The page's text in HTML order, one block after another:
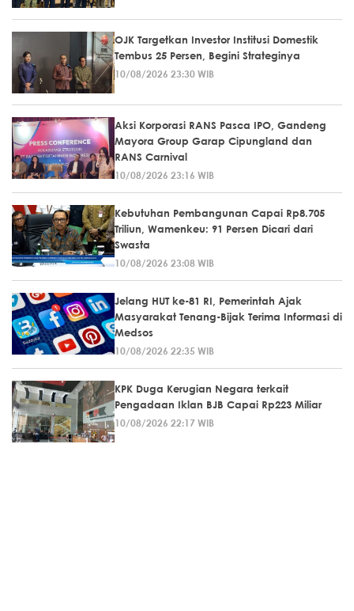
OJK Targetkan Investor Institusi Domestik
Tembus 25 Persen, Begini Strateginya
10/08/2026 23:30 WIB
Aksi Korporasi RANS Pasca IPO, Gandeng
Mayora Group Garap Cipungland dan
RANS Carnival
10/08/2026 23:16 WIB
Kebutuhan Pembangunan Capai Rp8.705
Triliun, Wamenkeu: 91 Persen Dicari dari
Swasta
10/08/2026 23:08 WIB
Jelang HUT ke-81 RI, Pemerintah Ajak
Masyarakat Tenang-Bijak Terima Informasi di
Medsos
10/08/2026 22:35 WIB
KPK Duga Kerugian Negara terkait
Pengadaan Iklan BJB Capai Rp223 Miliar
10/08/2026 22:17 WIB